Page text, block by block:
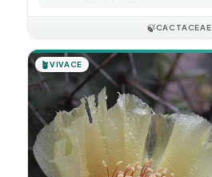
🍃CACTACEAE
🪴VIVACE